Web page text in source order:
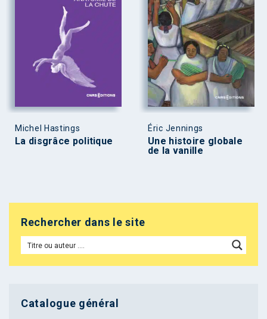
Michel Hastings
La disgrâce politique
Éric Jennings
Une histoire globale
de la vanille
Rechercher dans le site
Catalogue général